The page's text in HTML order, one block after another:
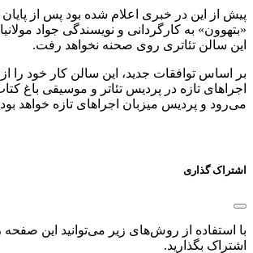
پیش از این در خبری اعلام شده بود پس از
«بتهوون» به کارگردانی و نویسندگی جواد
این سالن تئاتری روی صحنه نخواهد رفت.
بر اساس توافقات جدید، این سالن کار خود را
اجراهای تازه در پردیس تئاتر و موسیقی باغ
می‌رود و پردیس میزبان اجراهای تازه خواهد
اشتراک گذاری
با استفاده از روش‌های زیر می‌توانید این صفحه
اشتراک بگذارید.